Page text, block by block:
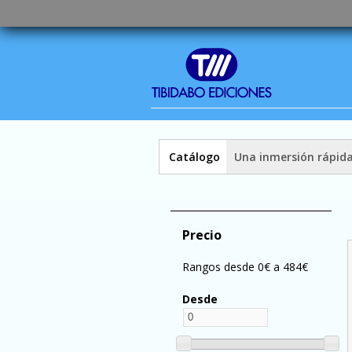
Catálogo Una inmersión rápida
Precio
Rangos desde 0€ a 484€
Desde